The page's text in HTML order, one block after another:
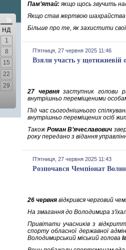
»
НД
1
8
15
22
29
Пам’ятай: якщо щось звучить
Якщо став жертвою шахрайства –
Більше про те, як захистити
П'ятниця, 27 червня 2025 11:46
Взяли участь у щотижневій
27 червнязаступник голови
внутрішньо переміщеними
Під час сьогоднішнього
внутрішньо переміщених осіб
Також Роман В’ячеславович
року передано з відання
П'ятниця, 27 червня 2025 11:43
Розпочався Чемпіонат
26 червня відкрився черговий
На змагання до Володимира
Привітати учасників з
спорту обласної державної
Володимирський міський голова